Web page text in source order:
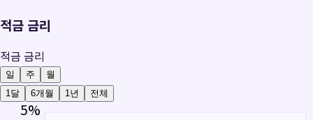
적금 금리
적금 금리
일 주
월
1달
6개월 1년 전체
5%